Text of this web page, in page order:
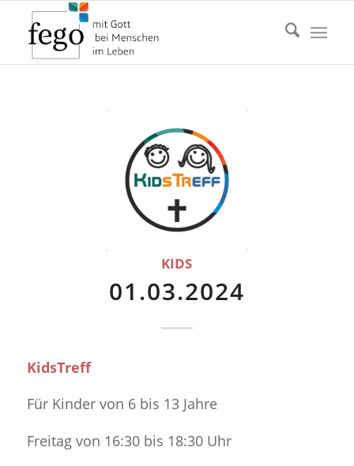
KIDS
01.03.2024
KidsTreff
Für Kinder von 6 bis 13 Jahre
Freitag von 16:30 bis 18:30 Uhr